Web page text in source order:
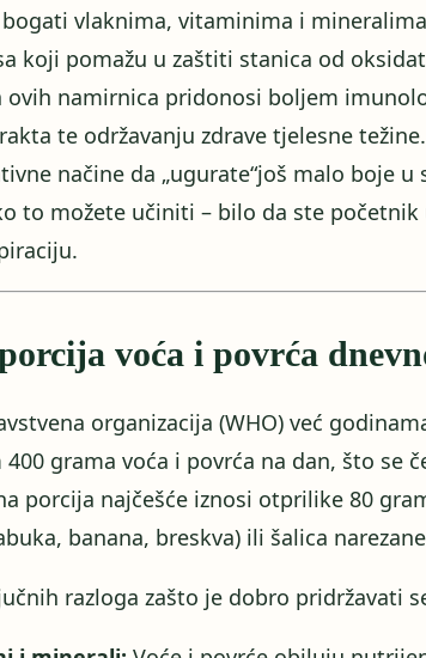
vlaknima, vitaminima i
koji pomažu u zaštiti stanica od
ovih namirnica pridonosi boljem
te održavanju zdrave tjelesne
načine da „ugurate“još malo boje u
to možete učiniti – bilo da ste
voća i povrća
organizacija (WHO) već
grama voća i povrća na dan, što se
porcija najčešće iznosi otprilike 80
banana, breskva) ili šalica
razloga zašto je dobro pridržavati